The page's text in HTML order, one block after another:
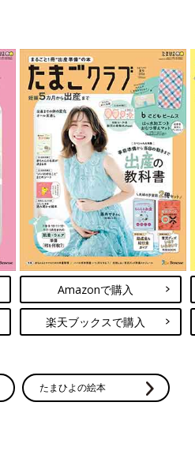
ってあっさりとした味わいのパス
い季節にぴったりですね！
イデア】簡単でアレンジ自在
おうちランチの味方！
チにパスタを活用しているママやパ
回は簡単なアレンジでおしゃれなパ
しちゃうレシピをインスタからご紹
例年に比べると、今後もおうちで
でぜひ参考にしてみてください
、リンク先は、削除される場合
Amazonで購入
楽天ブックスで購入
たまひよの絵本